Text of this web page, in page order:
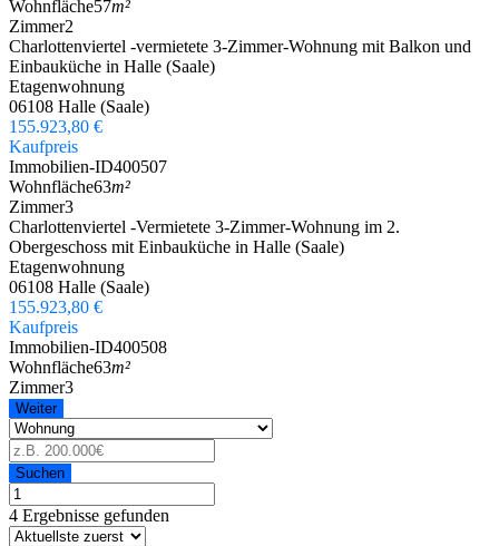
Wohnfläche57m²
Zimmer2
Charlottenviertel -vermietete 3-Zimmer-Wohnung mit Balkon und
Einbauküche in Halle (Saale)
Etagenwohnung
06108 Halle (Saale)
155.923,80 €
Kaufpreis
Immobilien-ID400507
Wohnfläche63m²
Zimmer3
Charlottenviertel -Vermietete 3-Zimmer-Wohnung im 2.
Obergeschoss mit Einbauküche in Halle (Saale)
Etagenwohnung
06108 Halle (Saale)
155.923,80 €
Kaufpreis
Immobilien-ID400508
Wohnfläche63m²
Zimmer3
Weiter
Suchen
4 Ergebnisse gefunden